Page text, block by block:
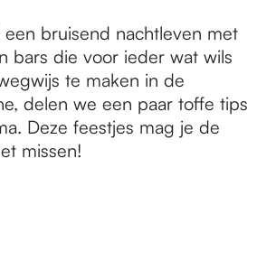
bruisend nachtleven met
bars die voor ieder wat wils
te maken in de
delen we een paar toffe tips
Deze feestjes mag je de
missen!